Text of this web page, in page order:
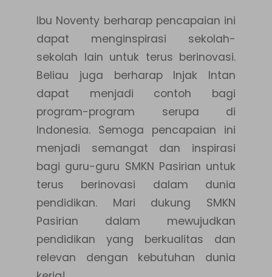
Ibu Noventy berharap pencapaian ini
dapat menginspirasi sekolah-
sekolah lain untuk terus berinovasi.
Beliau juga berharap Injak Intan
dapat menjadi contoh bagi
program-program serupa di
Indonesia. Semoga pencapaian ini
menjadi semangat dan inspirasi
bagi guru-guru SMKN Pasirian untuk
terus berinovasi dalam dunia
pendidikan. Mari dukung SMKN
Pasirian dalam mewujudkan
pendidikan yang berkualitas dan
relevan dengan kebutuhan dunia